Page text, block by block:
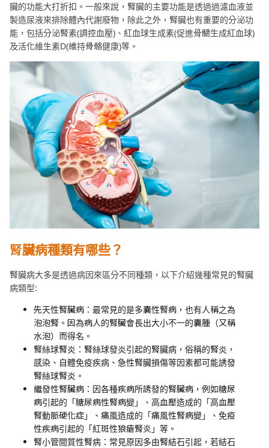
臟的功能大打折扣。一般來說，腎臟的主要功能是透過過濾血液並
製造尿液來排除體內代謝廢物，除此之外，腎臟也有重要的分泌功
能，包括分泌腎素(調控血壓)、紅血球生成素(促進骨髓生成紅血球)
及活化維生素D(維持骨骼健康)等。
腎臟病種類有哪些？
腎臟病大多是透過病因來區分不同種類，以下介紹幾種常見的腎臟
病類型:
先天性腎臟病：最常見的是多囊性腎病，也有人稱之為
泡泡腎。因為病人的腎臟會長出大小不一的囊腫（又稱
水泡）而得名。
腎絲球腎炎：腎絲球發炎引起的腎臟病，俗稱的腎炎，
感染、自體免疫疾病、急性腎臟損傷等因素都可能誘發
腎絲球腎炎。
繼發性腎臟病：因各種疾病所誘發的腎臟病，例如糖尿
病引起的「糖尿病性腎病變」、高血壓造成的「高血壓
腎動脈硬化症」、痛風造成的「痛風性腎病變」、免疫
性疾病引起的「紅斑性狼瘡腎炎」等。
腎小管間質性腎病：常見原因多由腎結石引起，若結石